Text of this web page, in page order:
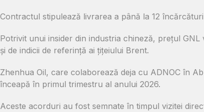
Contractul stipulează livrarea a până la 12
Potrivit unui insider din industria chineză, prețul
și de indicii de referință ai țițeiului Brent.
Zhenhua Oil, care colaborează deja cu ADNOC în
înceapă în primul trimestru al anului 2026.
Aceste acorduri au fost semnate în timpul vizitei